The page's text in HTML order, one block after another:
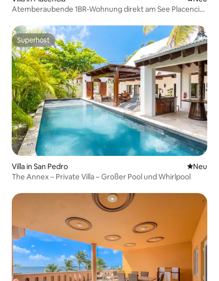
Atemberaubende 1BR-Wohnung direkt am See Placencia
Superhost
Superhost
Villa in San Pedro Neue
Neu
The Annex – Private Villa – Großer Pool und Whirlpool